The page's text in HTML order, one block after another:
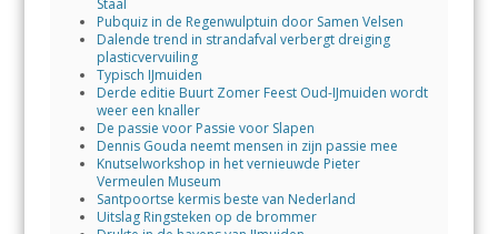
Staal
Pubquiz in de Regenwulptuin door Samen Velsen
Dalende trend in strandafval verbergt dreiging
plasticvervuiling
Typisch IJmuiden
Derde editie Buurt Zomer Feest Oud-IJmuiden wordt
weer een knaller
De passie voor Passie voor Slapen
Dennis Gouda neemt mensen in zijn passie mee
Knutselworkshop in het vernieuwde Pieter
Vermeulen Museum
Santpoortse kermis beste van Nederland
Uitslag Ringsteken op de brommer